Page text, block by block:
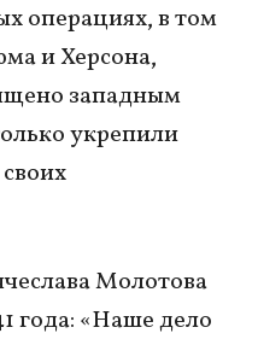
операциях, в том
и Херсона,
западным
укрепили
Молотова
года: «Наше дело